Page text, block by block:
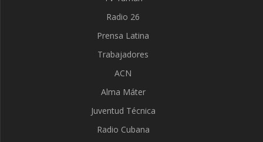
Radio 26
Prensa Latina
Trabajadores
ACN
Alma Máter
Juventud Técnica
Radio Cubana